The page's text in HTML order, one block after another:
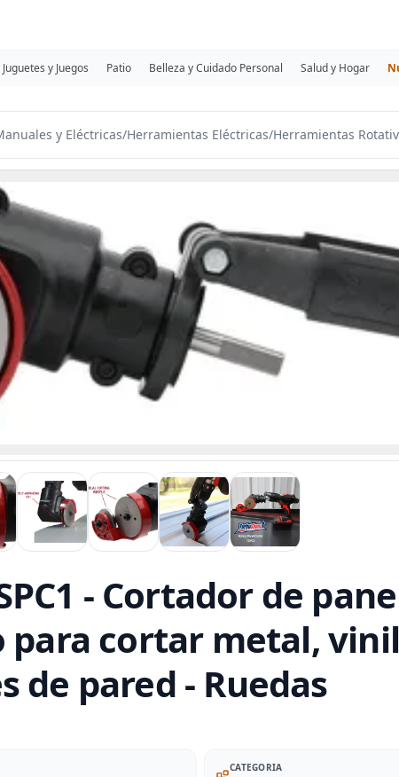
Juguetes y Juegos Patio Belleza y Cuidado Personal Salud y Hogar
y Eléctricas/Herramientas Eléctricas/Herramientas
- Cortador de
para cortar metal,
de pared - Ruedas
CATEGORIA